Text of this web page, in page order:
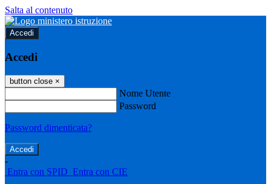
Salta al contenuto
Accedi
Accedi
button close ×
Nome Utente
Password
Password dimenticata?
-
Entra con SPID Entra con CIE